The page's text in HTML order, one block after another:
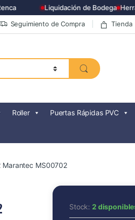
Liquidación de Bodega
Seguimiento de Compra Tienda
Roller Puertas Rápidas PVC
Marantec MS00702
Stock:2